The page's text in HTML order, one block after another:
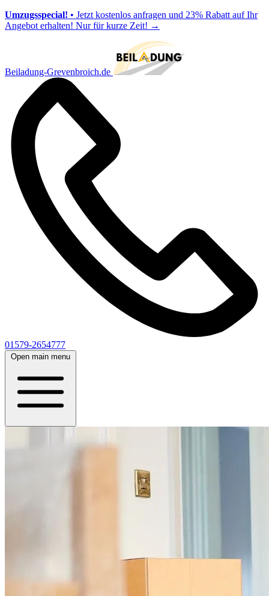
Umzugsspecial! • Jetzt kostenlos anfragen und 23% Rabatt auf Ihr
Angebot erhalten! Nur für kurze Zeit! →
Beiladung-Grevenbroich.de
01579-2654777
Open main menu